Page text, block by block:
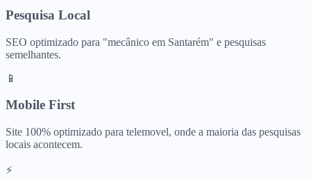
Pesquisa Local
SEO optimizado para "mecânico em Santarém" e pesquisas
semelhantes.
📱
Mobile First
Site 100% optimizado para telemovel, onde a maioria das pesquisas
locais acontecem.
⚡